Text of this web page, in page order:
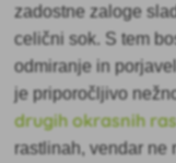
zadostne zaloge
celični sok. S tem
odmiranje in
je priporočljivo
drugih okrasnih
rastlinah, vendar ne